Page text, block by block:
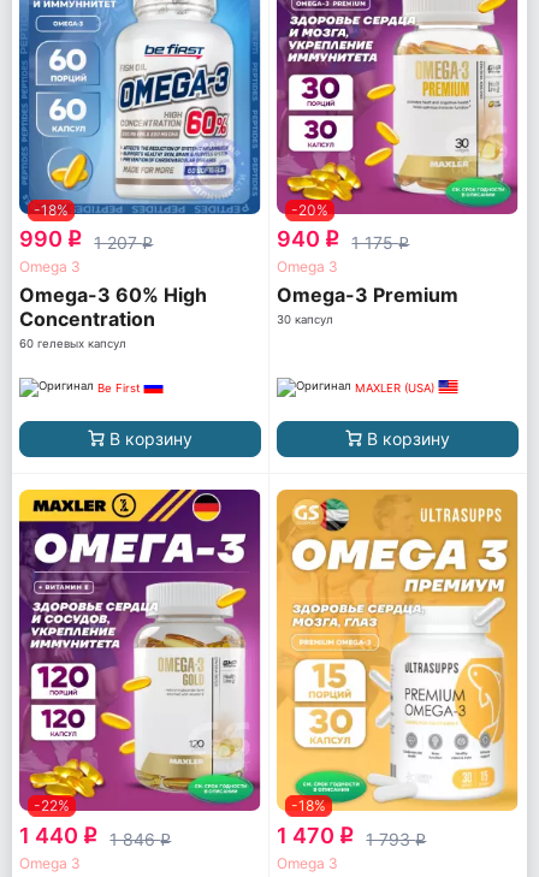
-18%
990 q 1 207q
Omega 3
Omega-3 60% High
Concentration
60 гелевых капсул
Be First
В корзину
-20%
940 q 1 175q
Omega 3
Omega-3 Premium
30 капсул
MAXLER (USA)
В корзину
-22%
1 440 q 1 846q
Omega 3
-18%
1 470 q 1 793q
Omega 3